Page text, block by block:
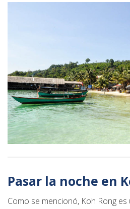
Pasar la noche en
Como se mencionó, Koh Rong